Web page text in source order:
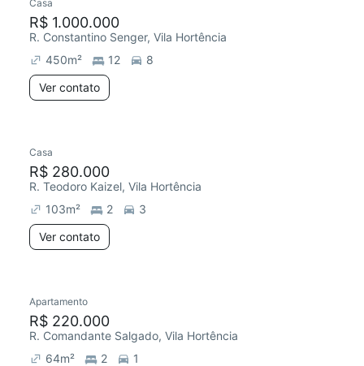
Casa
R$ 1.000.000
R. Constantino Senger, Vila Hortência
450m² 12
8
Ver contato
Casa
R$ 280.000
R. Teodoro Kaizel, Vila Hortência
103m² 2
3
Ver contato
Apartamento
R$ 220.000
R. Comandante Salgado, Vila Hortência
64m² 2
1